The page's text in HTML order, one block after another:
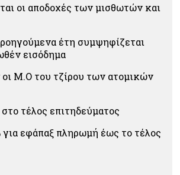
οι αποδοχές των μισθωτών και
έτη συμψηφίζεται
εισόδημα
Μ.Ο του τζίρου των ατομικών
στο τέλος επιτηδεύματος
εφάπαξ πληρωμή έως το τέλος